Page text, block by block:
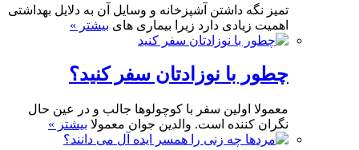
تمیز نگه داشتن آشپزخانه و وسایل آن به دلایل بهداشتی
اهمیت زیادی دارد زیرا بیماری های بیشتر »
چطور با نوزادتان سفر کنید؟
معمولا اولین سفر با کوچولوها جالب و در عین حال
نگران کننده است. والدین جوان معمولا بیشتر »